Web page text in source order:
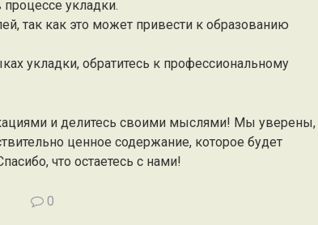
укладки.
так как это может привести к образованию
укладки, обратитесь к профессиональному
и делитесь своими мыслями! Мы уверены,
ценное содержание, которое будет
что остаетесь с нами!
0